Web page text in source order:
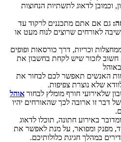
וכמובן לדאוג לתשתיות הנחוצות
גם אם אתם מתכננים לרקוד עד
לאורחים שרוצים לנוח מעט או
וכריות, דרך כורסאות ופופים
חשוב לזכור שיש לקחת בחשבון את
האנשים תאפשר לכם לבחור את
שלא נוצרת צפיפות.
שלאירועי חורף מומלץ לבחור אוהל
דבר זו ארובה לכך שהאורחים יהיו
באירוע חתונה, תוכלו לדאוג
מפנק ומפואר, על מנת לאפשר את
במהלך חגיגת כלולותיכם.